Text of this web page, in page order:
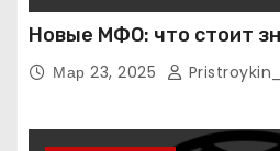
Новые МФО: что стоит
Мар 23, 2025 Pristroykin_